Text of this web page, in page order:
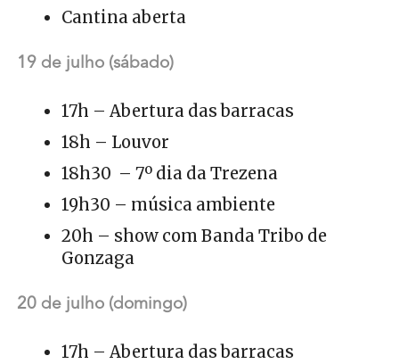
Cantina aberta
19 de julho (sábado)
17h – Abertura das barracas
18h – Louvor
18h30 – 7º dia da Trezena
19h30 – música ambiente
20h – show com Banda Tribo de
Gonzaga
20 de julho (domingo)
17h – Abertura das barracas